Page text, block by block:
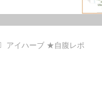
アイハーブ ★自腹レポ